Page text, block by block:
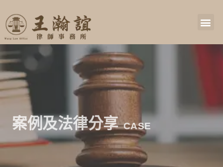
案例及法律分享 CASE